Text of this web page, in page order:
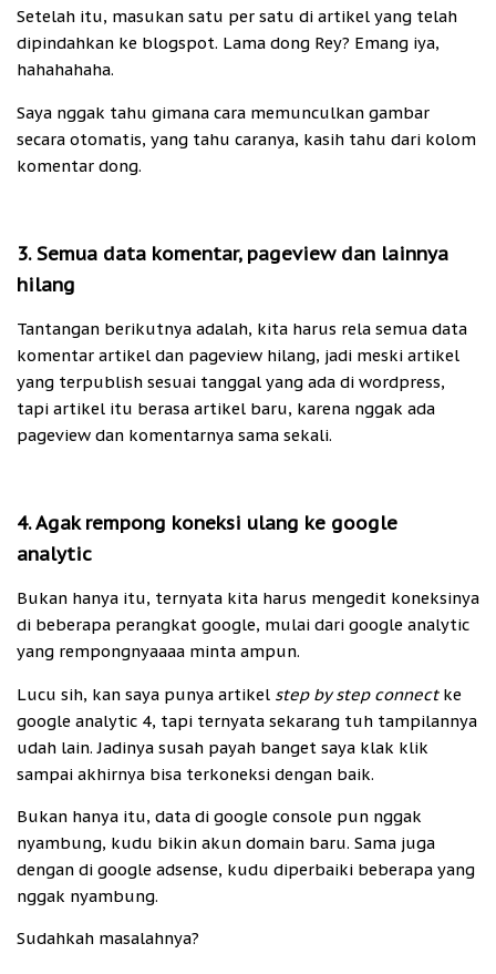
Setelah itu, masukan satu per satu di artikel yang telah
dipindahkan ke blogspot. Lama dong Rey? Emang iya,
hahahahaha.
Saya nggak tahu gimana cara memunculkan gambar
secara otomatis, yang tahu caranya, kasih tahu dari kolom
komentar dong.
3. Semua data komentar, pageview dan lainnya
hilang
Tantangan berikutnya adalah, kita harus rela semua data
komentar artikel dan pageview hilang, jadi meski artikel
yang terpublish sesuai tanggal yang ada di wordpress,
tapi artikel itu berasa artikel baru, karena nggak ada
pageview dan komentarnya sama sekali.
4. Agak rempong koneksi ulang ke google
analytic
Bukan hanya itu, ternyata kita harus mengedit koneksinya
di beberapa perangkat google, mulai dari google analytic
yang rempongnyaaaa minta ampun.
Lucu sih, kan saya punya artikel step by step connect ke
google analytic 4, tapi ternyata sekarang tuh tampilannya
udah lain. Jadinya susah payah banget saya klak klik
sampai akhirnya bisa terkoneksi dengan baik.
Bukan hanya itu, data di google console pun nggak
nyambung, kudu bikin akun domain baru. Sama juga
dengan di google adsense, kudu diperbaiki beberapa yang
nggak nyambung.
Sudahkah masalahnya?